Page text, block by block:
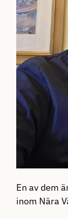
En av dem
inom Nära